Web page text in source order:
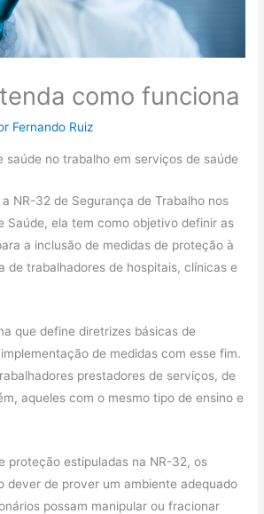
como funciona
Fernando Ruiz
saúde no trabalho em serviços de saúde
NR-32 de Segurança de Trabalho nos
Saúde, ela tem como objetivo definir as
a inclusão de medidas de proteção à
de trabalhadores de hospitais, clínicas e
que define diretrizes básicas de
de medidas com esse fim.
prestadores de serviços, de
aqueles com o mesmo tipo de ensino e
proteção estipuladas na NR-32, os
dever de prover um ambiente adequado
possam manipular ou fracionar